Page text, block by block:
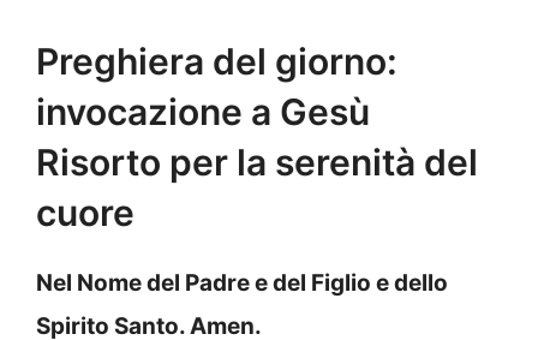
Preghiera del giorno:
invocazione a Gesù
Risorto per la serenità del
cuore
Nel Nome del Padre e del Figlio e dello
Spirito Santo. Amen.